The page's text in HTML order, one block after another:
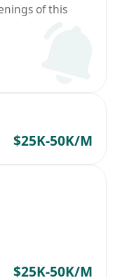
of this
$25K-50K/M
$25K-50K/M